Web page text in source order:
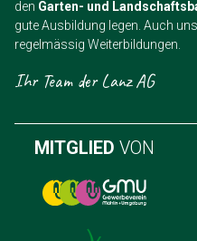
den Garten- und
gute Ausbildung legen. Auch
regelmässig Weiterbildungen.
Ihr Team der Lanz AG
MITGLIED VON